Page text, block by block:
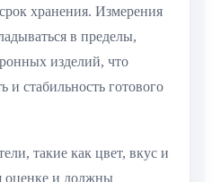
хранения. Измерения
в пределы,
изделий, что
и стабильность готового
такие как цвет, вкус и
оценке и должны